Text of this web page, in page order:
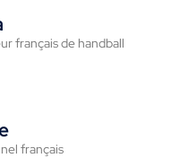
français de handball
français